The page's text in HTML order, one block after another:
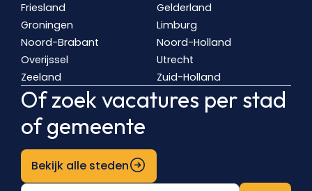
Friesland
Gelderland
Groningen
Limburg
Noord-Brabant
Noord-Holland
Overijssel
Utrecht
Zeeland
Zuid-Holland
Of zoek vacatures per stad
of gemeente
Bekijk alle steden